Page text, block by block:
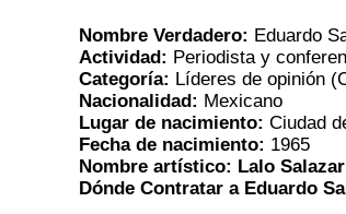
Nombre Verdadero: Eduardo
Actividad: Periodista y
Categoría: Líderes de opinión
Nacionalidad: Mexicano
Lugar de nacimiento: Ciudad
Fecha de nacimiento: 1965
Nombre artístico: Lalo Salazar
Dónde Contratar a Eduardo